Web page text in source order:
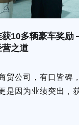
获10多辆豪车奖
之道
贸公司，有口皆碑
是因为业绩突出，